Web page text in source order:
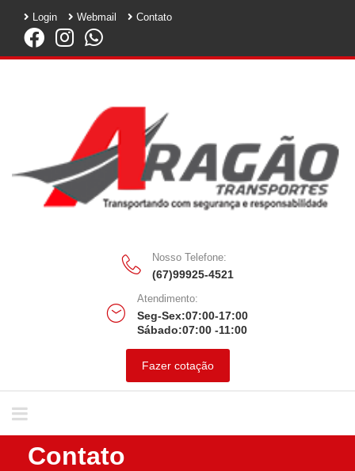
Login Webmail Contato
Nosso Telefone:
(67)99925-4521
Atendimento:
Seg-Sex:07:00-17:00
Sábado:07:00 -11:00
Fazer cotação
Contato